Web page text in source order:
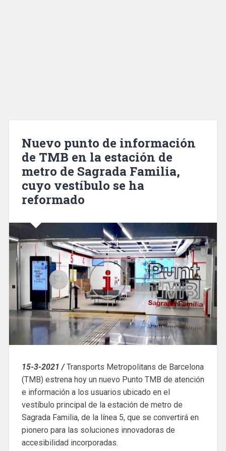
Nuevo punto de información
de TMB en la estación de
metro de Sagrada Familia,
cuyo vestíbulo se ha
reformado
15-3-2021 /Transports Metropolitans de Barcelona
(TMB) estrena hoy un nuevo Punto TMB de atención
e información a los usuarios ubicado en el
vestíbulo principal de la estación de metro de
Sagrada Familia, de la línea 5, que se convertirá en
pionero para las soluciones innovadoras de
accesibilidad incorporadas.